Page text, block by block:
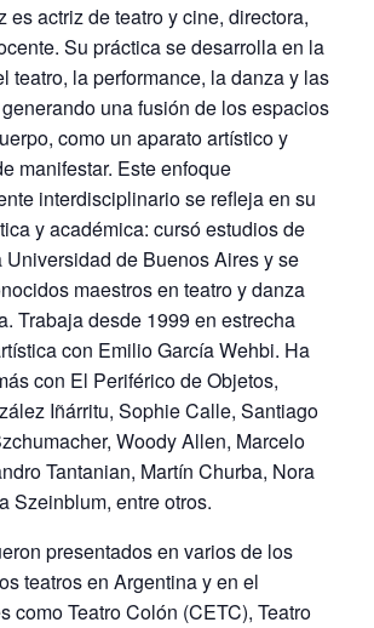
es actriz de teatro y cine, directora,
Su práctica se desarrolla en la
teatro, la performance, la danza y las
una fusión de los espacios
como un aparato artístico y
manifestar. Este enfoque
interdisciplinario se refleja en su
y académica: cursó estudios de
Universidad de Buenos Aires y se
maestros en teatro y danza
Trabaja desde 1999 en estrecha
con Emilio García Wehbi. Ha
con El Periférico de Objetos,
Iñárritu, Sophie Calle, Santiago
Woody Allen, Marcelo
Tantanian, Martín Churba, Nora
Szeinblum, entre otros.
presentados en varios de los
teatros en Argentina y en el
como Teatro Colón (CETC), Teatro